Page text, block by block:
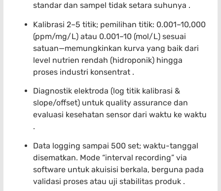
standar dan sampel tidak setara suhunya .
Kalibrasi 2–5 titik; pemilihan titik: 0.001–10,000
(ppm/mg/L) atau 0.001–10 (mol/L) sesuai
satuan—memungkinkan kurva yang baik dari
level nutrien rendah (hidroponik) hingga
proses industri konsentrat .
Diagnostik elektroda (log titik kalibrasi &
slope/offset) untuk quality assurance dan
evaluasi kesehatan sensor dari waktu ke waktu
.
Data logging sampai 500 set; waktu-tanggal
disematkan. Mode “interval recording” via
software untuk akuisisi berkala, berguna pada
validasi proses atau uji stabilitas produk .